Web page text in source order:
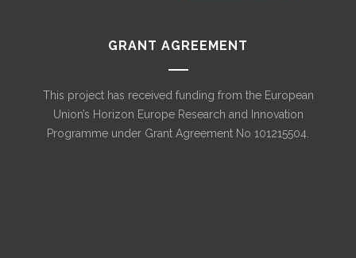
GRANT AGREEMENT
This project has received funding from the European
Union’s Horizon Europe Research and Innovation
Programme under Grant Agreement No 101215504.